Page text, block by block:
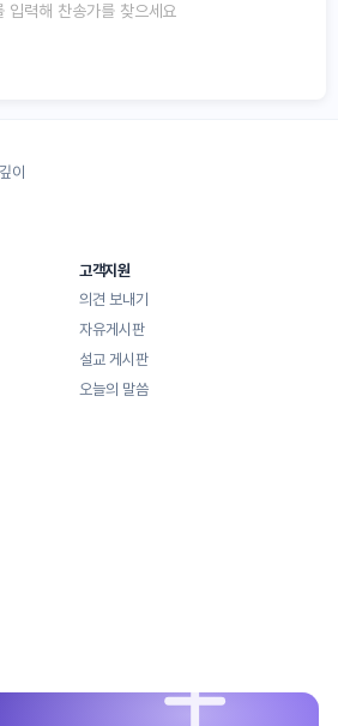
입력해 찬송가를 찾으세요
이
고객지원
의견 보내기
자유게시판
설교 게시판
오늘의 말씀